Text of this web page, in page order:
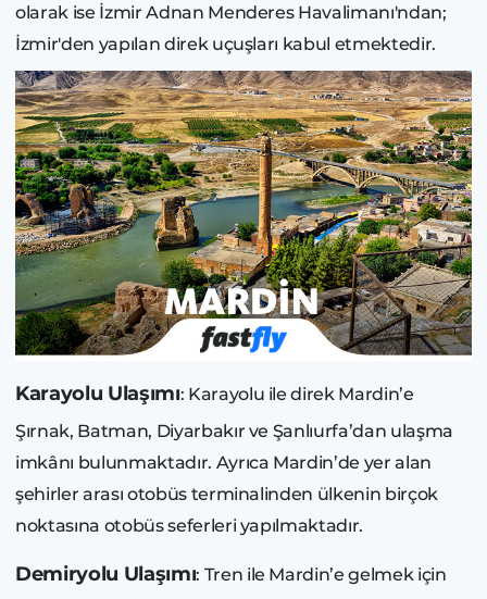
olarak ise İzmir Adnan Menderes Havalimanı'ndan;
İzmir'den yapılan direk uçuşları kabul etmektedir.
Karayolu Ulaşımı: Karayolu ile direk Mardin’e
Şırnak, Batman, Diyarbakır ve Şanlıurfa’dan ulaşma
imkânı bulunmaktadır. Ayrıca Mardin’de yer alan
şehirler arası otobüs terminalinden ülkenin birçok
noktasına otobüs seferleri yapılmaktadır.
Demiryolu Ulaşımı: Tren ile Mardin’e gelmek için